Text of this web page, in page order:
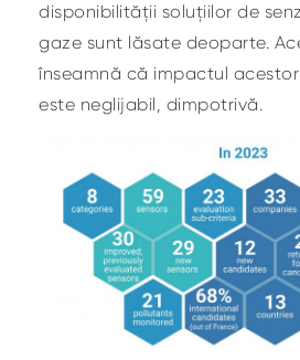
disponibilității soluțiilor de
gaze sunt lăsate deoparte.
înseamnă că impactul
este neglijabil, dimpotrivă.